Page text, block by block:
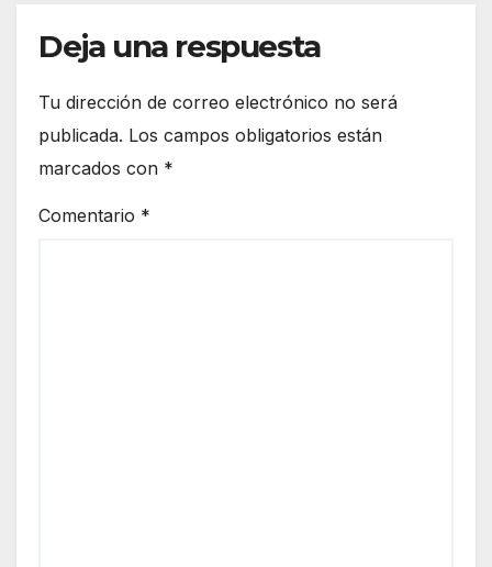
Deja una respuesta
Tu dirección de correo electrónico no será
publicada. Los campos obligatorios están
marcados con *
Comentario *